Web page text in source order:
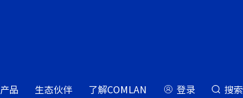
产品 生态伙伴 了解COMLAN 登录 搜索